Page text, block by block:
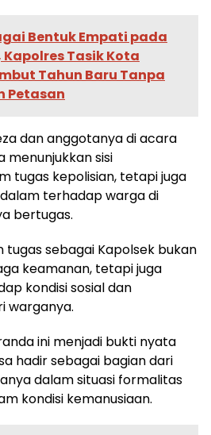
Bentuk Empati pada
Tasik Kota
Tahun Baru Tanpa
Petasan
dan anggotanya di acara
menunjukkan sisi
tugas kepolisian, tetapi juga
terhadap warga di
bertugas.
tugas sebagai Kapolsek bukan
keamanan, tetapi juga
kondisi sosial dan
warganya.
ini menjadi bukti nyata
hadir sebagai bagian dari
dalam situasi formalitas
kondisi kemanusiaan.